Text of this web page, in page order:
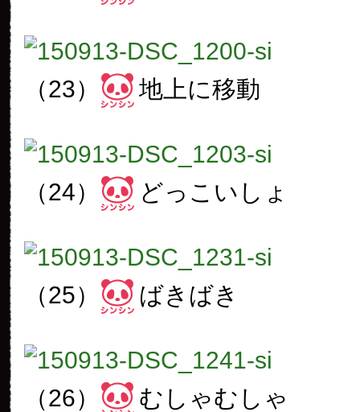
（23） 地上に移動
（24） どっこいしょ
（25） ばきばき
（26） むしゃむしゃ